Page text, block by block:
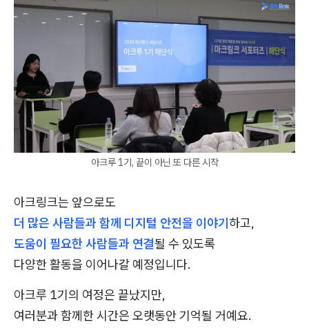
아크루 1기, 끝이 아닌 또 다른 시작
아크링크는 앞으로도
더 많은 사람들과 함께 디지털 안전을 이야기하고,
도움이 필요한 사람들과 연결될 수 있도록
다양한 활동을 이어나갈 예정입니다.
아크루 1기의 여정은 끝났지만,
여러분과 함께한 시간은 오랫동안 기억될 거예요.